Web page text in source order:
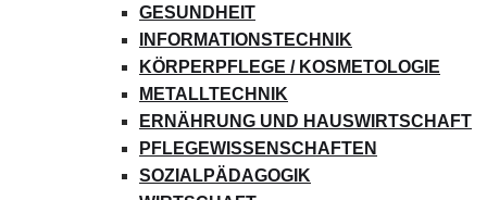
GESUNDHEIT
INFORMATIONSTECHNIK
KÖRPERPFLEGE / KOSMETOLOGIE
METALLTECHNIK
ERNÄHRUNG UND HAUSWIRTSCHAFT
PFLEGEWISSENSCHAFTEN
SOZIALPÄDAGOGIK